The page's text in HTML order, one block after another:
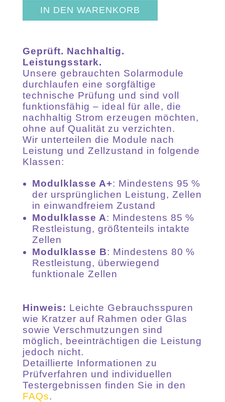
SOLAR
MENGE
IN DEN WARENKORB
Geprüft. Nachhaltig.
Leistungsstark.
Unsere gebrauchten Solarmodule
durchlaufen eine sorgfältige
technische Prüfung und sind voll
funktionsfähig – ideal für alle, die
nachhaltig Strom erzeugen möchten,
ohne auf Qualität zu verzichten.
Wir unterteilen die Module nach
Leistung und Zellzustand in folgende
Klassen:
Modulklasse A+: Mindestens 95 %
der ursprünglichen Leistung, Zellen
in einwandfreiem Zustand
Modulklasse A: Mindestens 85 %
Restleistung, größtenteils intakte
Zellen
Modulklasse B: Mindestens 80 %
Restleistung, überwiegend
funktionale Zellen
Hinweis: Leichte Gebrauchsspuren
wie Kratzer auf Rahmen oder Glas
sowie Verschmutzungen sind
möglich, beeinträchtigen die Leistung
jedoch nicht.
Detaillierte Informationen zu
Prüfverfahren und individuellen
Testergebnissen finden Sie in den
FAQs.